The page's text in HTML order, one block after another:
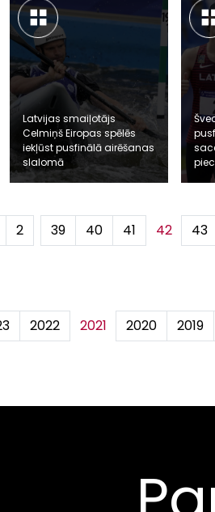
Latvijas smaiļotājs
Celmiņš Eiropas spēlēs
iekļūst pusfinālā airēšanas
slalomā
2 39 40 41 42 43
2022 2021 2020 2019